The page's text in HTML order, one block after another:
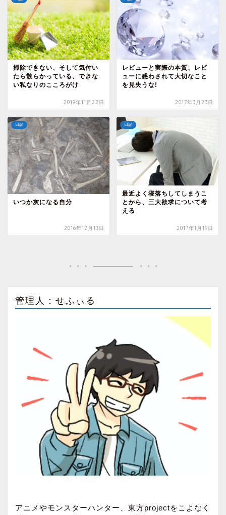
掃除できない、そして気付い
たら散らかっている、できな
い私なりのこころがけ
2019年11月22日
レビューと実際の本質、レビ
ューに惑わされて大切なこと
を見失うな!
2017年3月23日
日記
いつか灰になる自分
2016年12月13日
日記
最近よく寝落ちしてしまうこ
とから、三大欲求について考
える
2017年1月19日
管理人：せふぃる
アニメやモンスターハンター、東方projectをこよなく